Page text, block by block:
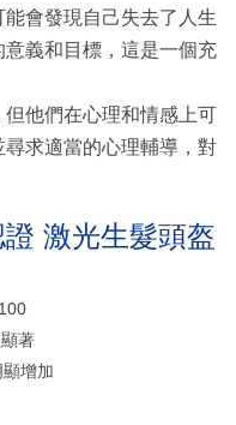
會發現自己失去了人生
義和目標，這是一個充
他們在心理和情感上可
求適當的心理輔導，對
激光生髮頭盔
著
增加